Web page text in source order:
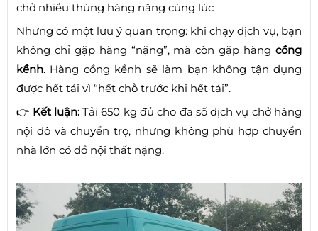
chở nhiều thùng hàng nặng cùng lúc
Nhưng có một lưu ý quan trọng: khi chạy dịch vụ, bạn
không chỉ gặp hàng “nặng”, mà còn gặp hàng cồng
kềnh. Hàng cồng kềnh sẽ làm bạn không tận dụng
được hết tải vì “hết chỗ trước khi hết tải”.
👉 Kết luận:Tải 650 kg đủ cho đa số dịch vụ chở hàng
nội đô và chuyển trọ, nhưng không phù hợp chuyển
nhà lớn có đồ nội thất nặng.